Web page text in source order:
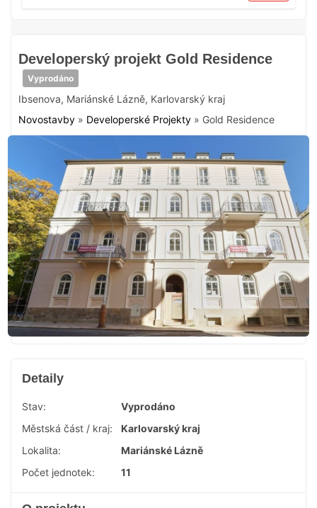
Developerský projekt Gold Residence
Vyprodáno
Ibsenova, Mariánské Lázně, Karlovarský kraj
Novostavby » Developerské Projekty » Gold Residence
Detaily
Stav:
Vyprodáno
Městská část / kraj:
Karlovarský kraj
Lokalita:
Mariánské Lázně
Počet jednotek:
11